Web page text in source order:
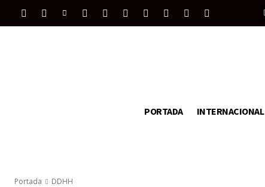
PORTADA INTERNACIONAL
Portada DDHH